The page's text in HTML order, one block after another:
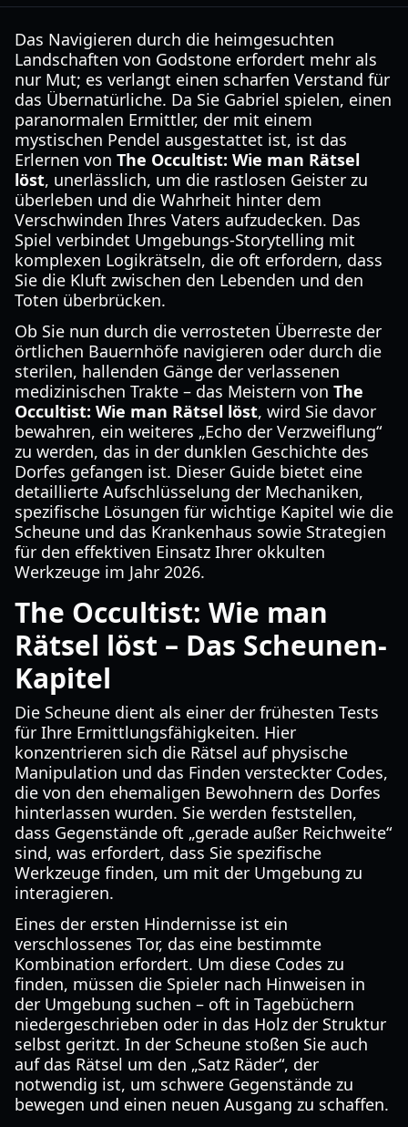
Das Navigieren durch die heimgesuchten
Landschaften von Godstone erfordert mehr als
nur Mut; es verlangt einen scharfen Verstand für
das Übernatürliche. Da Sie Gabriel spielen, einen
paranormalen Ermittler, der mit einem
mystischen Pendel ausgestattet ist, ist das
Erlernen von The Occultist: Wie man Rätsel
löst, unerlässlich, um die rastlosen Geister zu
überleben und die Wahrheit hinter dem
Verschwinden Ihres Vaters aufzudecken. Das
Spiel verbindet Umgebungs-Storytelling mit
komplexen Logikrätseln, die oft erfordern, dass
Sie die Kluft zwischen den Lebenden und den
Toten überbrücken.
Ob Sie nun durch die verrosteten Überreste der
örtlichen Bauernhöfe navigieren oder durch die
sterilen, hallenden Gänge der verlassenen
medizinischen Trakte – das Meistern von The
Occultist: Wie man Rätsel löst, wird Sie davor
bewahren, ein weiteres „Echo der Verzweiflung“
zu werden, das in der dunklen Geschichte des
Dorfes gefangen ist. Dieser Guide bietet eine
detaillierte Aufschlüsselung der Mechaniken,
spezifische Lösungen für wichtige Kapitel wie die
Scheune und das Krankenhaus sowie Strategien
für den effektiven Einsatz Ihrer okkulten
Werkzeuge im Jahr 2026.
The Occultist: Wie man
Rätsel löst – Das Scheunen-
Kapitel
Die Scheune dient als einer der frühesten Tests
für Ihre Ermittlungsfähigkeiten. Hier
konzentrieren sich die Rätsel auf physische
Manipulation und das Finden versteckter Codes,
die von den ehemaligen Bewohnern des Dorfes
hinterlassen wurden. Sie werden feststellen,
dass Gegenstände oft „gerade außer Reichweite“
sind, was erfordert, dass Sie spezifische
Werkzeuge finden, um mit der Umgebung zu
interagieren.
Eines der ersten Hindernisse ist ein
verschlossenes Tor, das eine bestimmte
Kombination erfordert. Um diese Codes zu
finden, müssen die Spieler nach Hinweisen in
der Umgebung suchen – oft in Tagebüchern
niedergeschrieben oder in das Holz der Struktur
selbst geritzt. In der Scheune stoßen Sie auch
auf das Rätsel um den „Satz Räder“, der
notwendig ist, um schwere Gegenstände zu
bewegen und einen neuen Ausgang zu schaffen.